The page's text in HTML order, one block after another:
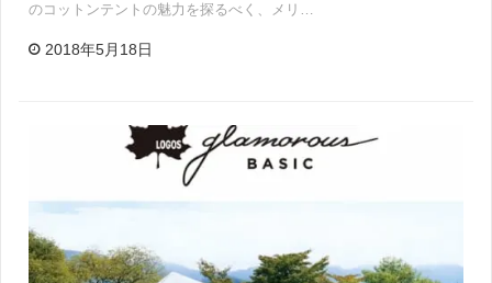
のコットンテントの魅力を探るべく、メリ…
2018年5月18日